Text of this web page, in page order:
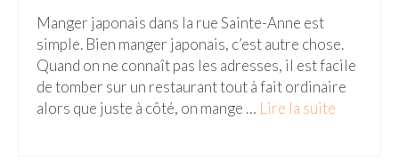
Chine
Beijing
Guilin & Yangshuo
Manger japonais dans la rue Sainte-Anne est
simple. Bien manger japonais, c’est autre chose.
Quand on ne connaît pas les adresses, il est facile
de tomber sur un restaurant tout à fait ordinaire
alors que juste à côté, on mange … Lire la suite­­